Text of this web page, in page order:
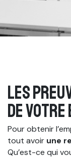
les
de votre
Pour obtenir
tout avoir une
Qu’est-ce qui